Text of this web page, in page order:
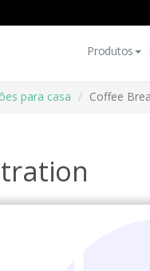
Produtos
para casa Coffee